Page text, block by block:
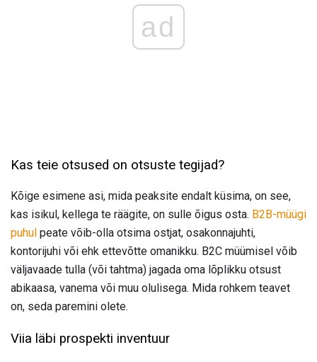
ad
Kas teie otsused on otsuste tegijad?
Kõige esimene asi, mida peaksite endalt küsima, on see,
kas isikul, kellega te räägite, on sulle õigus osta. B2B-müügi
puhul peate võib-olla otsima ostjat, osakonnajuhti,
kontorijuhi või ehk ettevõtte omanikku. B2C müümisel võib
väljavaade tulla (või tahtma) jagada oma lõplikku otsust
abikaasa, vanema või muu olulisega. Mida rohkem teavet
on, seda paremini olete.
Viia läbi prospekti inventuur